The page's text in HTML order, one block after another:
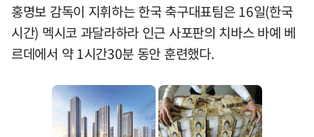
홍명보 감독이 지휘하는 한국 축구대표팀은 16일(한국
시간) 멕시코 과달라하라 인근 사포판의 치바스 바예 베
르데에서 약 1시간30분 동안 훈련했다.